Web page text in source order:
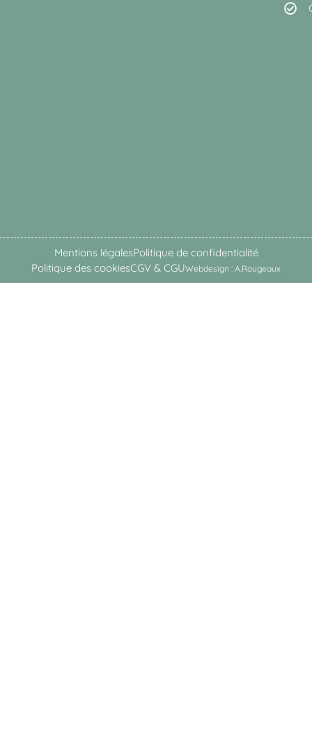
Mentions légalesPolitique de confidentialité
Politique des cookiesCGV & CGUWebdesign : A.Rougeaux